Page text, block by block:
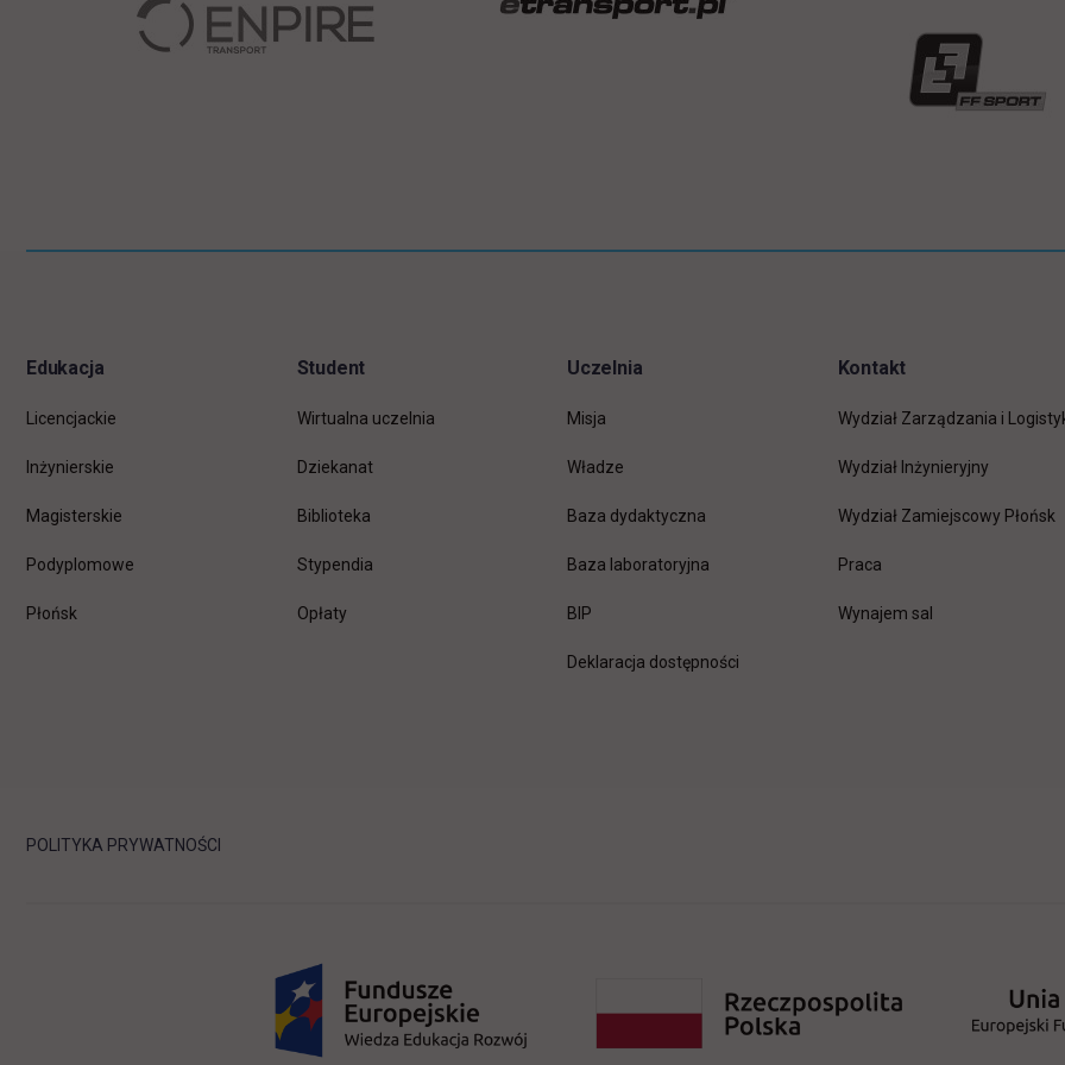
Edukacja
Licencjackie
Inżynierskie
Magisterskie
Podyplomowe
Płońsk
Student
Wirtualna uczelnia
Dziekanat
Biblioteka
Stypendia
Opłaty
Uczelnia
Misja
Władze
Baza dydaktyczna
Baza laboratoryjna
BIP
Deklaracja dostępności
Kontakt
Wydział Zarządzania i
Wydział Inżynieryjny
Wydział Zamiejscowy Płońsk
Pracalink otwiera się w nowej
Wynajem sal
POLITYKA PRYWATNOŚCI